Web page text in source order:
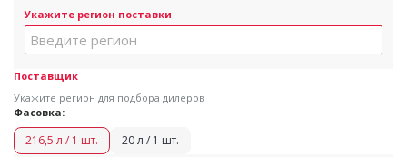
Укажите регион поставки
Поставщик
Укажите регион для подбора дилеров
Фасовка:
216,5 л / 1 шт. 20 л / 1 шт.